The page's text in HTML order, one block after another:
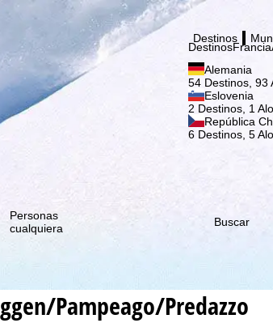
Destinos
DestinosFrancia
Alemania
54 Destinos, 93
Eslovenia
2 Destinos, 1
República
6 Destinos, 5
Personas
cualquiera
Buscar
Pampeago/Predazzo